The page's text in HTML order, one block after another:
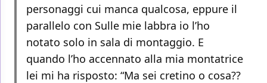
personaggi cui manca qualcosa, eppure il
parallelo con Sulle mie labbra io l’ho
notato solo in sala di montaggio. E
quando l’ho accennato alla mia montatrice
lei mi ha risposto: “Ma sei cretino o cosa??